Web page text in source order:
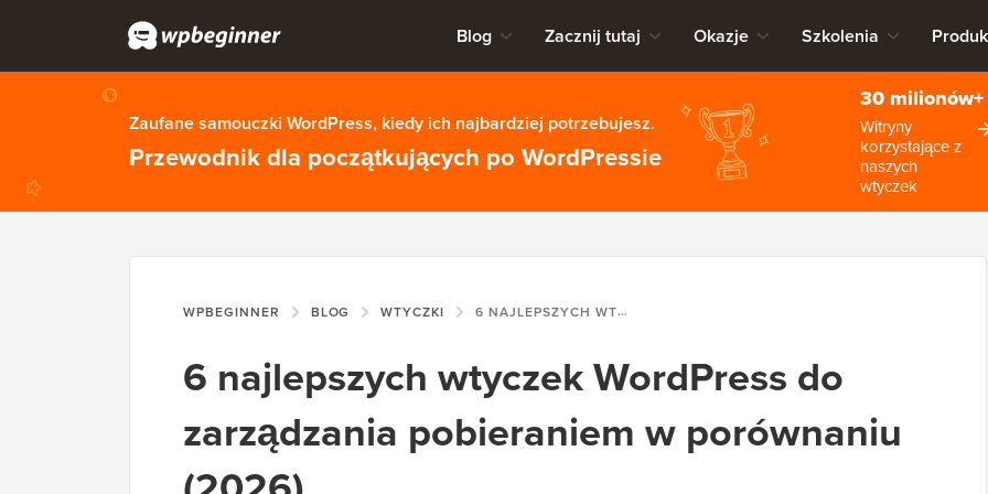
Blog Zacznij tutaj Okazje Szkolenia
Zaufane samouczki WordPress, kiedy ich najbardziej potrzebujesz.
Przewodnik dla początkujących po WordPressie
30 milionów+
Witryny
korzystające z
naszych
wtyczek
WPBEGINNER BLOG WTYCZKI 6 NAJLEPSZYCH WTYCZEK WORDPRESS DO ZARZĄDZANIA POBIERANIEM W PORÓWNANIU (2026)
6 najlepszych wtyczek WordPress do
zarządzania pobieraniem w porównaniu